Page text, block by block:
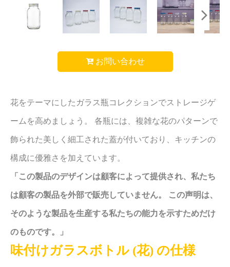
お問い合わせ
花をテーマにしたガラス瓶コレクションでストレージゲ
ームを高めましょう。 各瓶には、複雑な花のパターンで
飾られた美しく細工された蓋が付いており、キッチンの
構成に優雅さを加えています。
「この製品のデザインは顧客によって提供され、私たち
は顧客の製品を外部で販売していません。 この声明は、
そのような製品を生産する私たちの能力を示すためだけ
のものです。」
味付けガラスボトル (花) の仕様